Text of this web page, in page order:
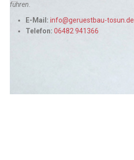
führen.
E-Mail: info@geruestbau-tosun.de
Telefon: 06482 941366